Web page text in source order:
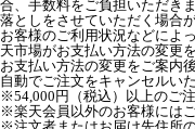
合、手数料をご負担いただき
落としをさせていただく場合
お客様のご利用状況などによ
天市場がお支払い方法の変更
お支払い方法の変更をご案内
自動でご注文をキャンセルいた
※54,000円（税込）以上のご
※楽天会員以外のお客様には